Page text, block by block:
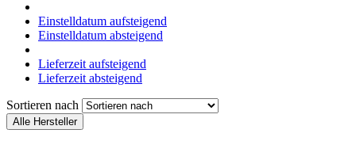
Einstelldatum aufsteigend
Einstelldatum absteigend
Lieferzeit aufsteigend
Lieferzeit absteigend
Sortieren nach
Alle Hersteller